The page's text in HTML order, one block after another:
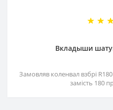
Вкладыши
Замовляв коленвал взбрі
замість 180